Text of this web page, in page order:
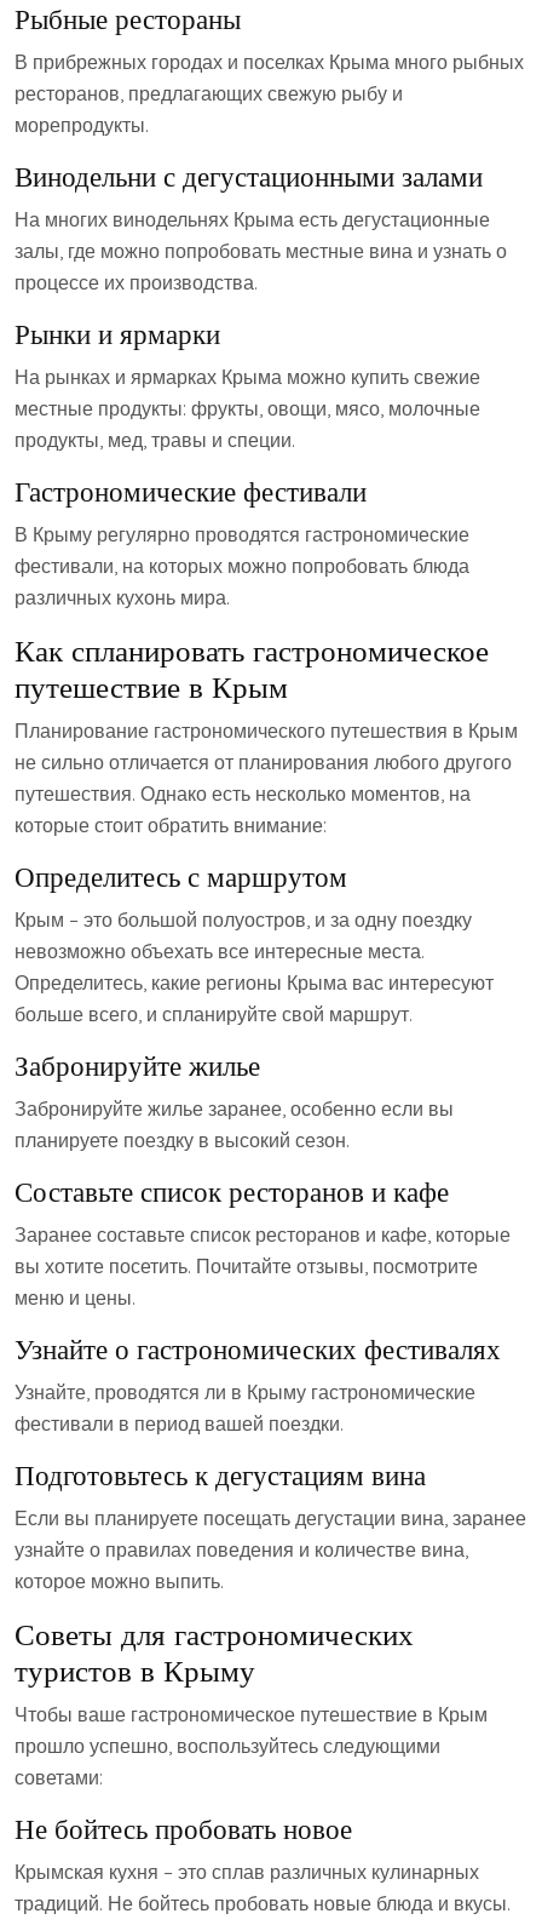
Рыбные рестораны
В прибрежных городах и поселках Крыма много рыбных
ресторанов‚ предлагающих свежую рыбу и
морепродукты.
Винодельни с дегустационными залами
На многих винодельнях Крыма есть дегустационные
залы‚ где можно попробовать местные вина и узнать о
процессе их производства.
Рынки и ярмарки
На рынках и ярмарках Крыма можно купить свежие
местные продукты: фрукты‚ овощи‚ мясо‚ молочные
продукты‚ мед‚ травы и специи.
Гастрономические фестивали
В Крыму регулярно проводятся гастрономические
фестивали‚ на которых можно попробовать блюда
различных кухонь мира.
Как спланировать гастрономическое
путешествие в Крым
Планирование гастрономического путешествия в Крым
не сильно отличается от планирования любого другого
путешествия. Однако есть несколько моментов‚ на
которые стоит обратить внимание:
Определитесь с маршрутом
Крым – это большой полуостров‚ и за одну поездку
невозможно объехать все интересные места.
Определитесь‚ какие регионы Крыма вас интересуют
больше всего‚ и спланируйте свой маршрут.
Забронируйте жилье
Забронируйте жилье заранее‚ особенно если вы
планируете поездку в высокий сезон.
Составьте список ресторанов и кафе
Заранее составьте список ресторанов и кафе‚ которые
вы хотите посетить. Почитайте отзывы‚ посмотрите
меню и цены.
Узнайте о гастрономических фестивалях
Узнайте‚ проводятся ли в Крыму гастрономические
фестивали в период вашей поездки.
Подготовьтесь к дегустациям вина
Если вы планируете посещать дегустации вина‚ заранее
узнайте о правилах поведения и количестве вина‚
которое можно выпить.
Советы для гастрономических
туристов в Крыму
Чтобы ваше гастрономическое путешествие в Крым
прошло успешно‚ воспользуйтесь следующими
советами:
Не бойтесь пробовать новое
Крымская кухня – это сплав различных кулинарных
традиций. Не бойтесь пробовать новые блюда и вкусы.